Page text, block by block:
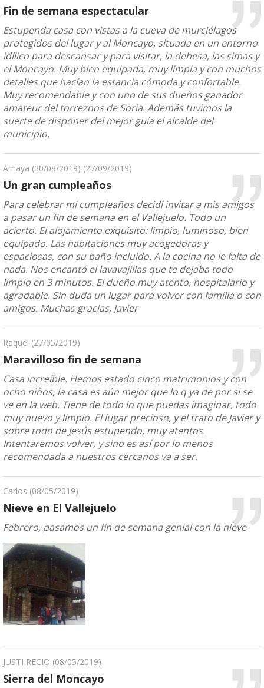
Fin de semana espectacular
Estupenda casa con vistas a la cueva de murciélagos
protegidos del lugar y al Moncayo, situada en un entorno
idílico para descansar y para visitar, la dehesa, las simas y
el Moncayo. Muy bien equipada, muy limpia y con muchos
detalles que hacían la estancia cómoda y confortable.
Muy recomendable y con uno de sus dueños ganador
amateur del torreznos de Soria. Además tuvimos la
suerte de disponer del mejor guía el alcalde del
municipio.
Amaya (30/08/2019) (27/09/2019)
Un gran cumpleaños
Para celebrar mi cumpleaños decidí invitar a mis amigos
a pasar un fin de semana en el Vallejuelo. Todo un
acierto. El alojamiento exquisito: limpio, luminoso, bien
equipado. Las habitaciones muy acogedoras y
espaciosas, con su baño incluido. A la cocina no le falta de
nada. Nos encantó el lavavajillas que te dejaba todo
limpio en 3 minutos. El dueño muy atento, hospitalario y
agradable. Sin duda un lugar para volver con familia o con
amigos. Muchas gracias, Javier
Raquel (27/05/2019)
Maravilloso fin de semana
Casa increíble. Hemos estado cinco matrimonios y con
ocho niños, la casa es aún mejor que lo q ya de por si se
ve en la web. Tiene de todo lo que puedas imaginar, todo
muy nuevo y limpio. El lugar precioso, y el trato de Javier y
sobre todo de Jesús estupendo, muy atentos.
Intentaremos volver, y sino es así por lo menos
recomendada a nuestros cercanos va a ser.
Carlos (08/05/2019)
Nieve en El Vallejuelo
Febrero, pasamos un fin de semana genial con la nieve
JUSTI RECIO (08/05/2019)
Sierra del Moncayo